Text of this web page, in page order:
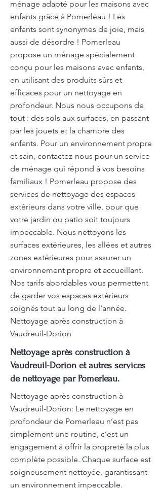
ménage adapté pour les maisons avec
enfants grâce à Pomerleau ! Les
enfants sont synonymes de joie, mais
aussi de désordre ! Pomerleau
propose un ménage spécialement
conçu pour les maisons avec enfants,
en utilisant des produits sûrs et
efficaces pour un nettoyage en
profondeur. Nous nous occupons de
tout : des sols aux surfaces, en passant
par les jouets et la chambre des
enfants. Pour un environnement propre
et sain, contactez-nous pour un service
de ménage qui répond à vos besoins
familiaux ! Pomerleau propose des
services de nettoyage des espaces
extérieurs dans votre ville, pour que
votre jardin ou patio soit toujours
impeccable. Nous nettoyons les
surfaces extérieures, les allées et autres
zones extérieures pour assurer un
environnement propre et accueillant.
Nos tarifs abordables vous permettent
de garder vos espaces extérieurs
soignés tout au long de l'année.
Nettoyage après construction à
Vaudreuil-Dorion
Nettoyage après construction à
Vaudreuil-Dorion et autres services
de nettoyage par Pomerleau.
Nettoyage après construction à
Vaudreuil-Dorion: Le nettoyage en
profondeur de Pomerleau n’est pas
simplement une routine, c’est un
engagement à offrir la propreté la plus
complète possible. Chaque surface est
soigneusement nettoyée, garantissant
un environnement impeccable.